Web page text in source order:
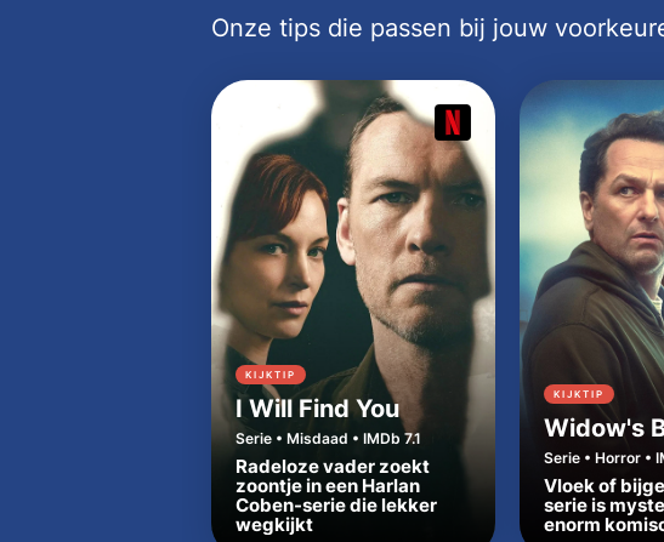
Onze tips die passen bij jouw
KIJKTIP
I Will Find You
Serie • Misdaad • IMDb 7.1
Radeloze vader zoekt
zoontje in een Harlan
Coben-serie die lekker
wegkijkt
KIJKTIP
Widow's
Serie • Horror •
Vloek of
serie is
enorm